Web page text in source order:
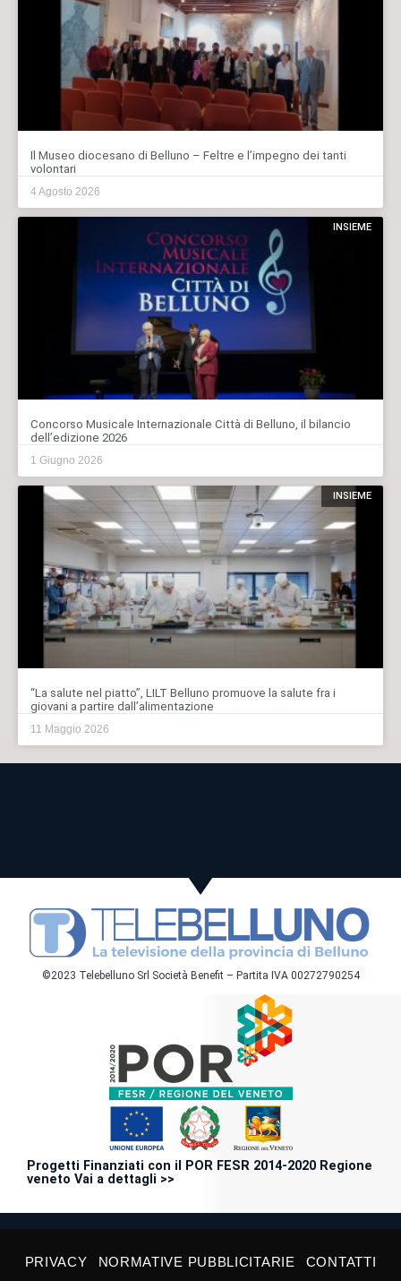
Il Museo diocesano di Belluno – Feltre e l’impegno dei tanti
volontari
4 Agosto 2026
INSIEME
Concorso Musicale Internazionale Città di Belluno, il bilancio
dell’edizione 2026
1 Giugno 2026
INSIEME
“La salute nel piatto”, LILT Belluno promuove la salute fra i
giovani a partire dall’alimentazione
11 Maggio 2026
©2023 Telebelluno Srl Società Benefit – Partita IVA 00272790254
Progetti Finanziati con il POR FESR 2014-2020 Regione
veneto Vai a dettagli >>
PRIVACY NORMATIVE PUBBLICITARIE CONTATTI